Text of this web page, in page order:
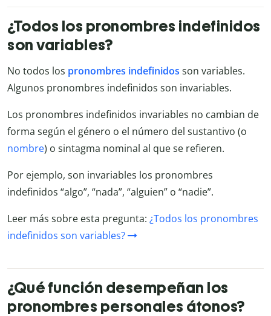
¿Todos los pronombres indefinidos
son variables?
No todos los pronombres indefinidos son variables.
Algunos pronombres indefinidos son invariables.
Los pronombres indefinidos invariables no cambian de
forma según el género o el número del sustantivo (o
nombre) o sintagma nominal al que se refieren.
Por ejemplo, son invariables los pronombres
indefinidos “algo”, “nada”, “alguien” o “nadie”.
Leer más sobre esta pregunta: ¿Todos los pronombres
indefinidos son variables?
¿Qué función desempeñan los
pronombres personales átonos?